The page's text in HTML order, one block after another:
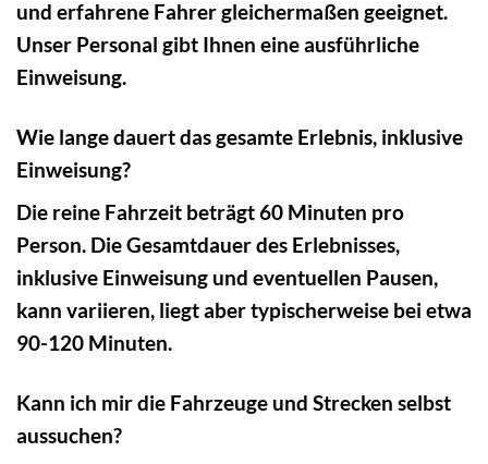
und erfahrene Fahrer gleichermaßen geeignet.
Unser Personal gibt Ihnen eine ausführliche
Einweisung.
Wie lange dauert das gesamte Erlebnis, inklusive
Einweisung?
Die reine Fahrzeit beträgt 60 Minuten pro
Person. Die Gesamtdauer des Erlebnisses,
inklusive Einweisung und eventuellen Pausen,
kann variieren, liegt aber typischerweise bei etwa
90-120 Minuten.
Kann ich mir die Fahrzeuge und Strecken selbst
aussuchen?